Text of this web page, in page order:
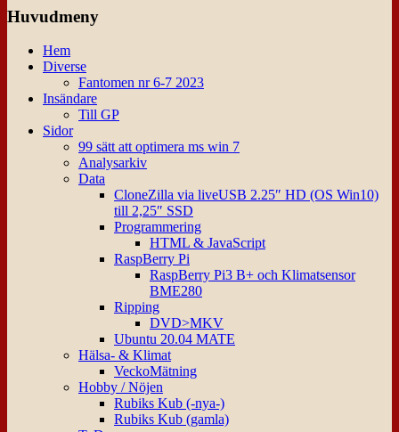
Huvudmeny
Hem
Diverse
Fantomen nr 6-7 2023
Insändare
Till GP
Sidor
99 sätt att optimera ms win 7
Analysarkiv
Data
CloneZilla via liveUSB 2.25″ HD (OS Win10)
till 2,25″ SSD
Programmering
HTML & JavaScript
RaspBerry Pi
RaspBerry Pi3 B+ och Klimatsensor
BME280
Ripping
DVD>MKV
Ubuntu 20.04 MATE
Hälsa- & Klimat
VeckoMätning
Hobby / Nöjen
Rubiks Kub (-nya-)
Rubiks Kub (gamla)